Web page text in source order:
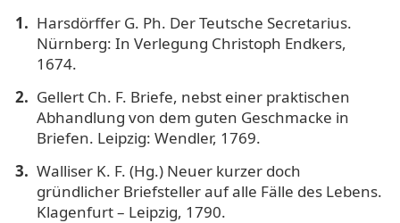
Harsdörffer G. Ph. Der Teutsche Secretarius.
Nürnberg: In Verlegung Christoph Endkers,
1674.
Gellert Ch. F. Briefe, nebst einer praktischen
Abhandlung von dem guten Geschmacke in
Briefen. Leipzig: Wendler, 1769.
Walliser K. F. (Hg.) Neuer kurzer doch
gründlicher Briefsteller auf alle Fälle des Lebens.
Klagenfurt – Leipzig, 1790.